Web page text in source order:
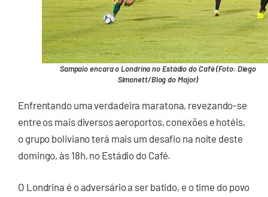
Sampaio encara o Londrina no Estádio do Café (Foto: Diego
Simonett/Blog do Major)
Enfrentando uma verdadeira maratona, revezando-se
entre os mais diversos aeroportos, conexões e hotéis,
o grupo boliviano terá mais um desafio na noite deste
domingo, às 18h, no Estádio do Café.
O Londrina é o adversário a ser batido, e o time do povo